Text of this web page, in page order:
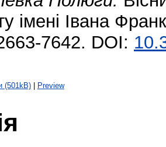
імені Івана
7642. DOI:
(501kB)| Preview